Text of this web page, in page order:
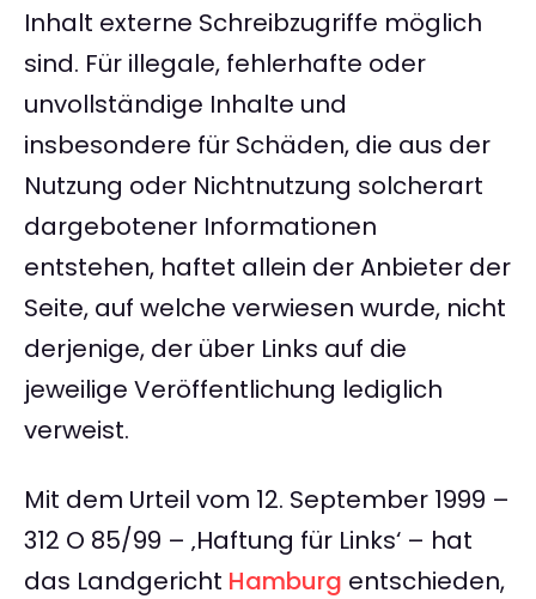
Inhalt externe Schreibzugriffe möglich
sind. Für illegale, fehlerhafte oder
unvollständige Inhalte und
insbesondere für Schäden, die aus der
Nutzung oder Nichtnutzung solcherart
dargebotener Informationen
entstehen, haftet allein der Anbieter der
Seite, auf welche verwiesen wurde, nicht
derjenige, der über Links auf die
jeweilige Veröffentlichung lediglich
verweist.
Mit dem Urteil vom 12. September 1999 –
312 O 85/99 – ‚Haftung für Links‘ – hat
das Landgericht Hamburg entschieden,